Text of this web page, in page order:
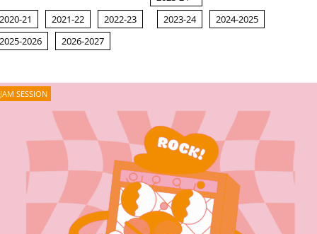
2020-21 2021-22 2022-23
2023-24
2024-2025
2025-2026
2026-2027
JAM SESSION